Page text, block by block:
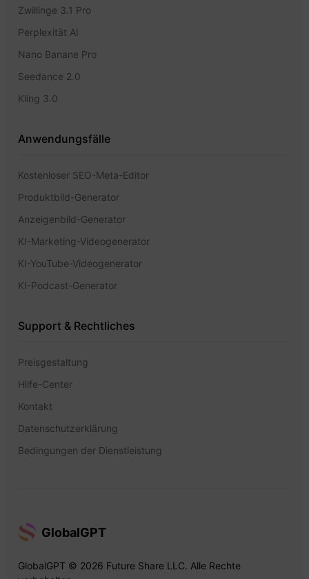
Zwillinge 3.1 Pro
Perplexität AI
Nano Banane Pro
Seedance 2.0
Kling 3.0
Anwendungsfälle
Kostenloser SEO-Meta-Editor
Produktbild-Generator
Anzeigenbild-Generator
KI-Marketing-Videogenerator
KI-YouTube-Videogenerator
KI-Podcast-Generator
Support & Rechtliches
Preisgestaltung
Hilfe-Center
Kontakt
Datenschutzerklärung
Bedingungen der Dienstleistung
GlobalGPT
GlobalGPT © 2026 Future Share LLC. Alle Rechte